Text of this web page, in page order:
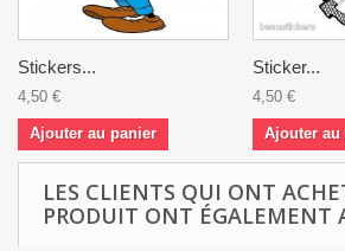
Stickers...
4,50 €
Ajouter au panier
Sticker...
4,50 €
Ajouter au
LES CLIENTS QUI ONT
PRODUIT ONT ÉGALEMENT